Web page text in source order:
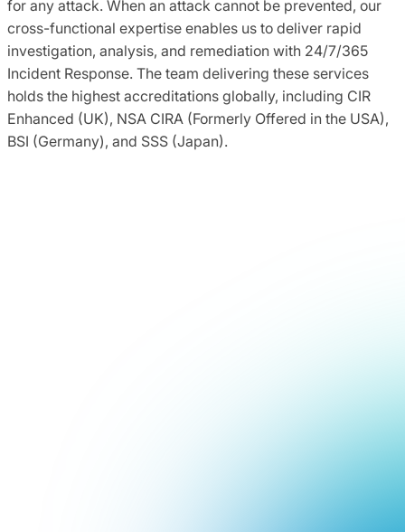
for any attack. When an attack cannot be prevented, our
cross-functional expertise enables us to deliver rapid
investigation, analysis, and remediation with 24/7/365
Incident Response. The team delivering these services
holds the highest accreditations globally, including CIR
Enhanced (UK), NSA CIRA (Formerly Offered in the USA),
BSI (Germany), and SSS (Japan).